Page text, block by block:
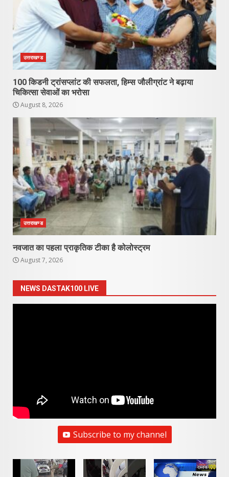
उत्तराखण्ड
100 किडनी ट्रांसप्लांट की सफलता, हिम्स जौलीग्रांट ने बढ़ाया
चिकित्सा सेवाओं का भरोसा
August 8, 2026
उत्तराखण्ड
नवजात का पहला प्राकृतिक टीका है कोलोस्ट्रम
August 7, 2026
NEWS DASTAK100 LIVE
Subscribe to my channel